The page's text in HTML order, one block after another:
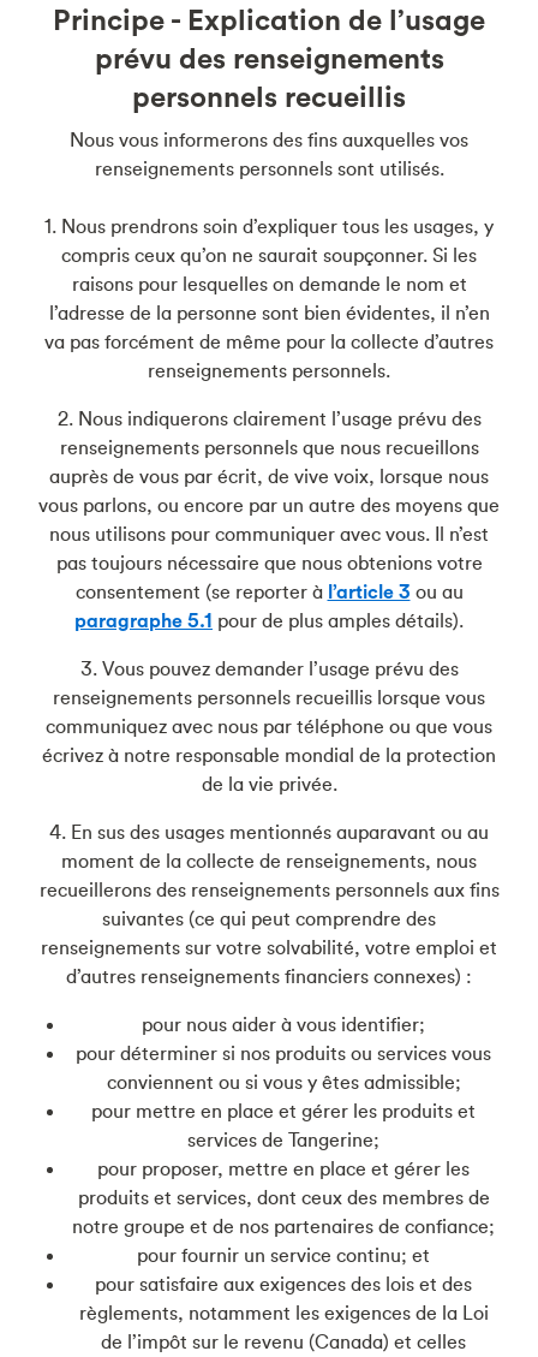
Principe - Explication de l’usage
prévu des renseignements
personnels recueillis
Nous vous informerons des fins auxquelles vos
renseignements personnels sont utilisés.
1. Nous prendrons soin d’expliquer tous les usages, y
compris ceux qu’on ne saurait soupçonner. Si les
raisons pour lesquelles on demande le nom et
l’adresse de la personne sont bien évidentes, il n’en
va pas forcément de même pour la collecte d’autres
renseignements personnels.
2. Nous indiquerons clairement l’usage prévu des
renseignements personnels que nous recueillons
auprès de vous par écrit, de vive voix, lorsque nous
vous parlons, ou encore par un autre des moyens que
nous utilisons pour communiquer avec vous. Il n’est
pas toujours nécessaire que nous obtenions votre
consentement (se reporter à l’article 3 ou au
paragraphe 5.1 pour de plus amples détails).
3. Vous pouvez demander l’usage prévu des
renseignements personnels recueillis lorsque vous
communiquez avec nous par téléphone ou que vous
écrivez à notre responsable mondial de la protection
de la vie privée.
4. En sus des usages mentionnés auparavant ou au
moment de la collecte de renseignements, nous
recueillerons des renseignements personnels aux fins
suivantes (ce qui peut comprendre des
renseignements sur votre solvabilité, votre emploi et
d’autres renseignements financiers connexes) :
pour nous aider à vous identifier;
pour déterminer si nos produits ou services vous
conviennent ou si vous y êtes admissible;
pour mettre en place et gérer les produits et
services de Tangerine;
pour proposer, mettre en place et gérer les
produits et services, dont ceux des membres de
notre groupe et de nos partenaires de confiance;
pour fournir un service continu; et
pour satisfaire aux exigences des lois et des
règlements, notamment les exigences de la Loi
de l’impôt sur le revenu (Canada) et celles